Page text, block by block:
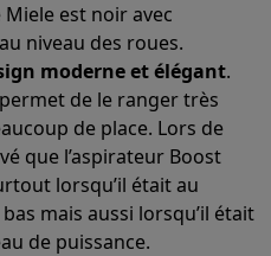
BluetoothEnceintes connectées
Tourne-disqueChaînes hifi
Accessoires GPS
Câbles
Lecteurs
numériques
Appareils photo
Caméscopes
transportFlashs & filtres
Miele est noir avec
niveau des roues.
moderne et élégant.
de le ranger très
de place. Lors de
que l’aspirateur Boost
lorsqu’il était au
mais aussi lorsqu’il était
de puissance.